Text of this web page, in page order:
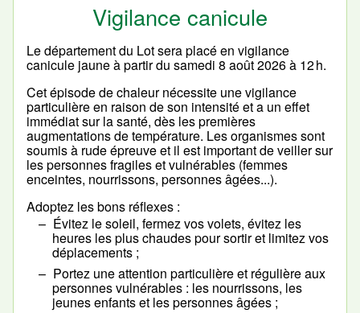
Vigilance canicule
Le département du Lot sera placé en vigilance
canicule jaune à partir du samedi 8 août 2026 à 12 h.
Cet épisode de chaleur nécessite une vigilance
particulière en raison de son intensité et a un effet
immédiat sur la santé, dès les premières
augmentations de température. Les organismes sont
soumis à rude épreuve et il est important de veiller sur
les personnes fragiles et vulnérables (femmes
enceintes, nourrissons, personnes âgées...).
Adoptez les bons réflexes :
Évitez le soleil, fermez vos volets, évitez les
heures les plus chaudes pour sortir et limitez vos
déplacements ;
Portez une attention particulière et régulière aux
personnes vulnérables : les nourrissons, les
jeunes enfants et les personnes âgées ;